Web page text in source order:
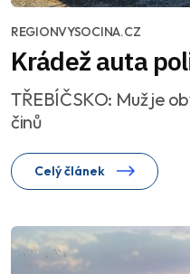
REGIONVYSOCINA.CZ
Krádež auta
TŘEBÍČSKO: Muž je
činů
Celý článek